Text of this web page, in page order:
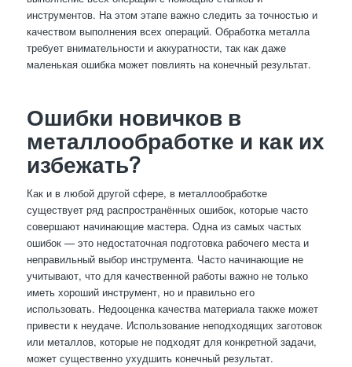
инструментов. На этом этапе важно следить за точностью и
качеством выполнения всех операций. Обработка металла
требует внимательности и аккуратности, так как даже
маленькая ошибка может повлиять на конечный результат.
Ошибки новичков в
металлообработке и как их
избежать?
Как и в любой другой сфере, в металлообработке
существует ряд распространённых ошибок, которые часто
совершают начинающие мастера. Одна из самых частых
ошибок — это недостаточная подготовка рабочего места и
неправильный выбор инструмента. Часто начинающие не
учитывают, что для качественной работы важно не только
иметь хороший инструмент, но и правильно его
использовать. Недооценка качества материала также может
привести к неудаче. Использование неподходящих заготовок
или металлов, которые не подходят для конкретной задачи,
может существенно ухудшить конечный результат.